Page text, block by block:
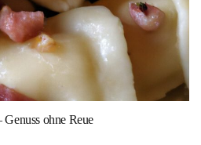
ohne Reue